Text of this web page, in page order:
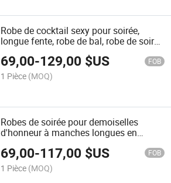
Robe de cocktail sexy pour soirée,
longue fente, robe de bal, robe de soirée
69,00-129,00 $US FOB
1 Pièce (MOQ)
Robes de soirée pour demoiselles
d'honneur à manches longues en
69,00-117,00 $US FOB
1 Pièce (MOQ)